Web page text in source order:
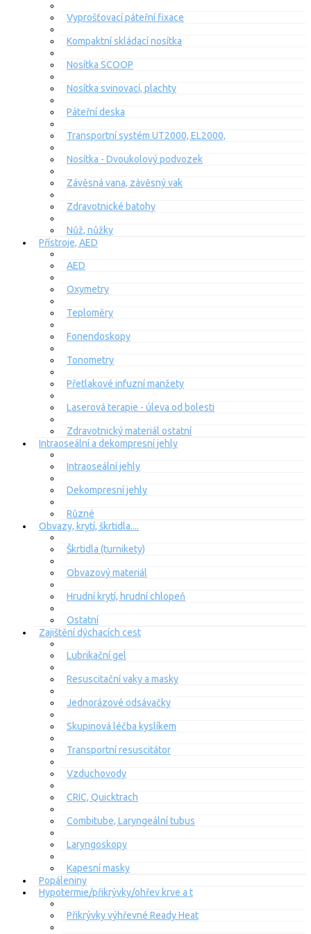
Vyprošťovací páteřní fixace
Kompaktní skládací nosítka
Nosítka SCOOP
Nosítka svinovací, plachty
Páteřní deska
Transportní systém UT2000, EL2000,
Nosítka - Dvoukolový podvozek
Závěsná vana, závěsný vak
Zdravotnické batohy
Nůž, nůžky
Přístroje, AED
AED
Oxymetry
Teploměry
Fonendoskopy
Tonometry
Přetlakové infuzní manžety
Laserová terapie - úleva od bolesti
Zdravotnický materiál ostatní
Intraoseální a dekompresní jehly
Intraoseální jehly
Dekompresní jehly
Různé
Obvazy, krytí, škrtidla....
Škrtidla (turnikety)
Obvazový materiál
Hrudní krytí, hrudní chlopeň
Ostatní
Zajištění dýchacích cest
Lubrikační gel
Resuscitační vaky a masky
Jednorázové odsávačky
Skupinová léčba kyslíkem
Transportní resuscitátor
Vzduchovody
CRIC, Quicktrach
Combitube, Laryngeální tubus
Laryngoskopy
Kapesní masky
Popáleniny
Hypotermie/přikrývky/ohřev krve a t
Přikrývky výhřevné Ready Heat